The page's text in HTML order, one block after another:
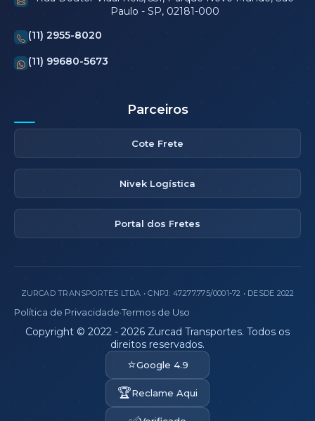
Paulo - SP, 02181-000
(11) 2955-8020
(11) 99680-5673
Parceiros
Cote Frete
Nivek Logística
Portal dos Fretes
ZURCAD TRANSPORTES LTDA • CNPJ: 47.277.775/0001-72 • DESDE 2022
Política de Privacidade·Termos de Uso
Copyright © 2022 - 2026 Zurcad Transportes. Todos os
direitos reservados.
⭐Google 4.9
🏆Reclame Aqui